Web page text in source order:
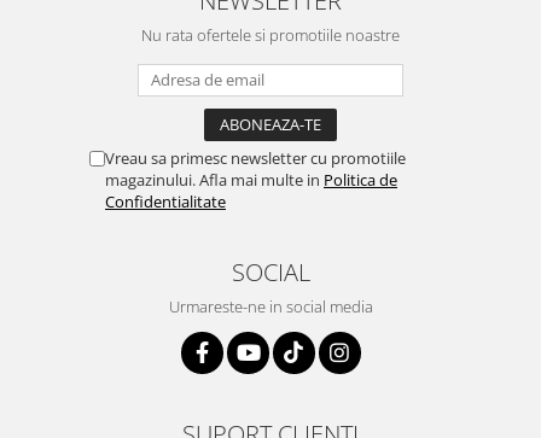
Nu rata ofertele si promotiile noastre
Vreau sa primesc newsletter cu promotiile
magazinului. Afla mai multe in Politica de
Confidentialitate
SOCIAL
Urmareste-ne in social media